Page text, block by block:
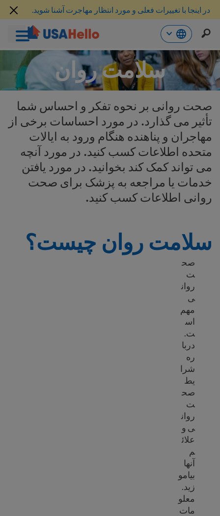
پرش
به
محتوا
در اینجا با تغییرات فعلی و مورد انتظار مهاجرت آشنا شوید.
سلامت روان
صحت روانی بر نحوه تفکر و احساس شما
تأثیر می گذارد. در مورد احساسات برخی از
مهاجران و پناهنده هنگام ورود به ایالات
متحده اطلاعات کسب کنید. در مورد آنچه
می تواند کمک کند بخوانید. در مورد یافتن
خدمات یا مراجعه به پزشک برای صحت
روانی اطلاعات کسب کنید.
سلامت روان چیست؟
صح
ت
روان
ی
مهم
اس
ت.
دربا
ره
شرا
یط
صح
ت
روان
ی و
علائ
م
آنها
بیامو
زید.
معلو
مات